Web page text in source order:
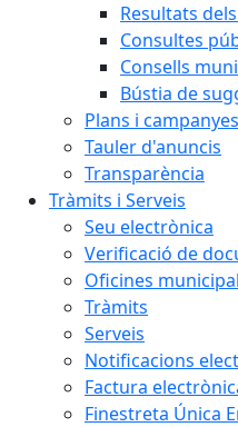
Resultats
Consultes
Consells
Bústia de
Plans i campanyes
Tauler d'anuncis
Transparència
Tràmits i Serveis
Seu electrònica
Verificació de
Oficines
Tràmits
Serveis
Notificacions
Factura
Finestreta Única